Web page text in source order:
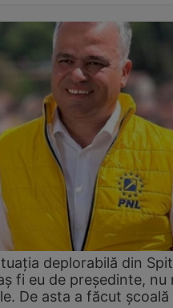
deplorabilă din
fi eu de președinte, nu
De asta a făcut școală